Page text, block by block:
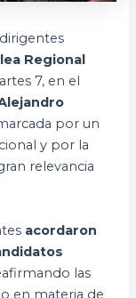
Regional
7, en el
por un
y por la
relevancia
acordaron
las
en materia de